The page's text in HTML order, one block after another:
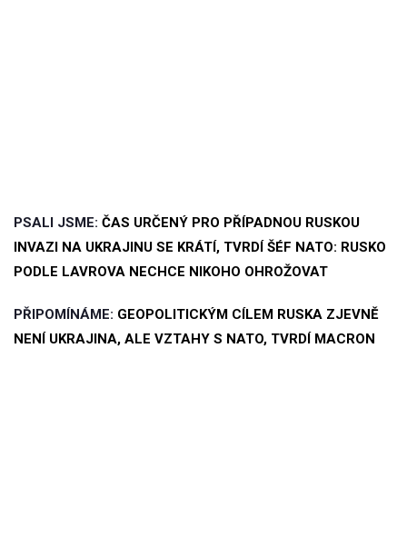
PSALI JSME: ČAS URČENÝ PRO PŘÍPADNOU RUSKOU
INVAZI NA UKRAJINU SE KRÁTÍ, TVRDÍ ŠÉF NATO: RUSKO
PODLE LAVROVA NECHCE NIKOHO OHROŽOVAT
PŘIPOMÍNÁME: GEOPOLITICKÝM CÍLEM RUSKA ZJEVNĚ
NENÍ UKRAJINA, ALE VZTAHY S NATO, TVRDÍ MACRON